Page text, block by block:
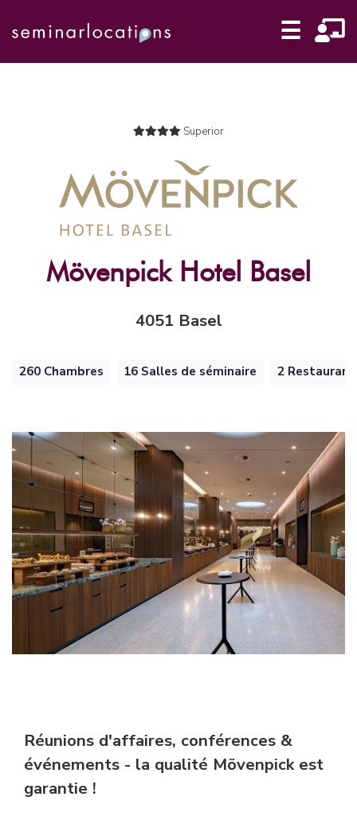
☰
Superior
Mövenpick Hotel Basel
4051 Basel
260 Chambres 16 Salles de séminaire 2
Réunions d'affaires, conférences &
événements - la qualité Mövenpick est
garantie !